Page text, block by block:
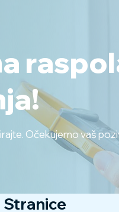
Očekujemo vaš
Stranice